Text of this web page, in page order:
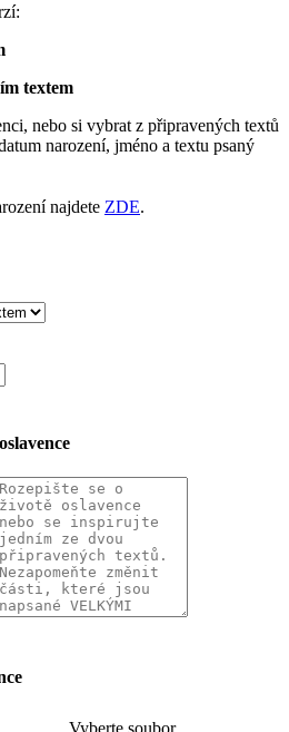
textem
nebo si vybrat z připravených textů
narození, jméno a textu psaný
najdete ZDE.
Vyberte soubor